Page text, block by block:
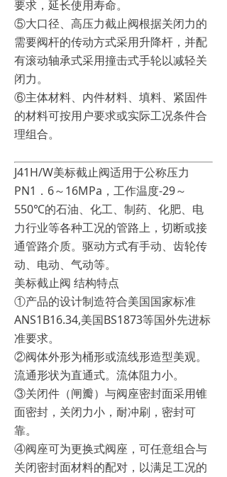
要求，延长使用寿命。
⑤大口径、高压力截止阀根据关闭力的
需要阀杆的传动方式采用升降杆，并配
有滚动轴承式采用撞击式手轮以减轻关
闭力。
⑥主体材料、内件材料、填料、紧固件
的材料可按用户要求或实际工况条件合
理组合。
J41H/W美标截止阀适用于公称压力
PN1．6～16MPa，工作温度-29～
550℃的石油、化工、制药、化肥、电
力行业等各种工况的管路上，切断或接
通管路介质。驱动方式有手动、齿轮传
动、电动、气动等。
美标截止阀 结构特点
①产品的设计制造符合美国国家标准
ANS1B16.34,美国BS1873等国外先进标
准要求。
②阀体外形为桶形或流线形造型美观。
流通形状为直通式。流体阻力小。
③关闭件（闸瓣）与阀座密封面采用锥
面密封，关闭力小，耐冲刷，密封可
靠。
④阀座可为更换式阀座，可任意组合与
关闭密封面材料的配对，以满足工况的